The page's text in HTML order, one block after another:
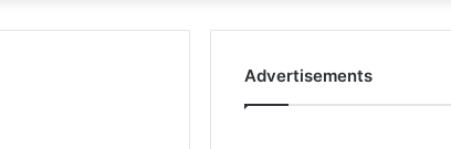
Article
Advertisements